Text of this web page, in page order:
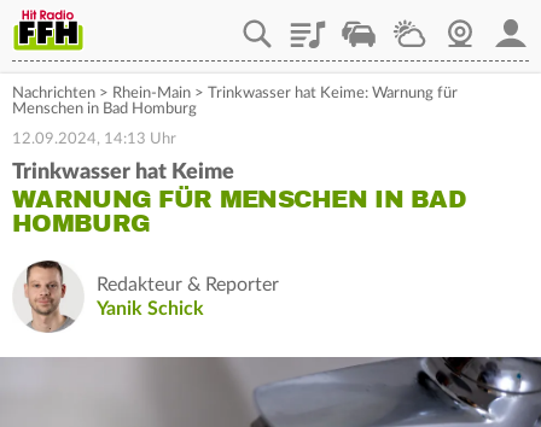
PlaylistStaupilotWetterWebcam
Nachrichten > Rhein-Main > Trinkwasser hat Keime: Warnung für
Menschen in Bad Homburg
12.09.2024, 14:13 Uhr
Trinkwasser hat Keime
WARNUNG FÜR MENSCHEN IN BAD
HOMBURG
Redakteur & Reporter
Yanik Schick